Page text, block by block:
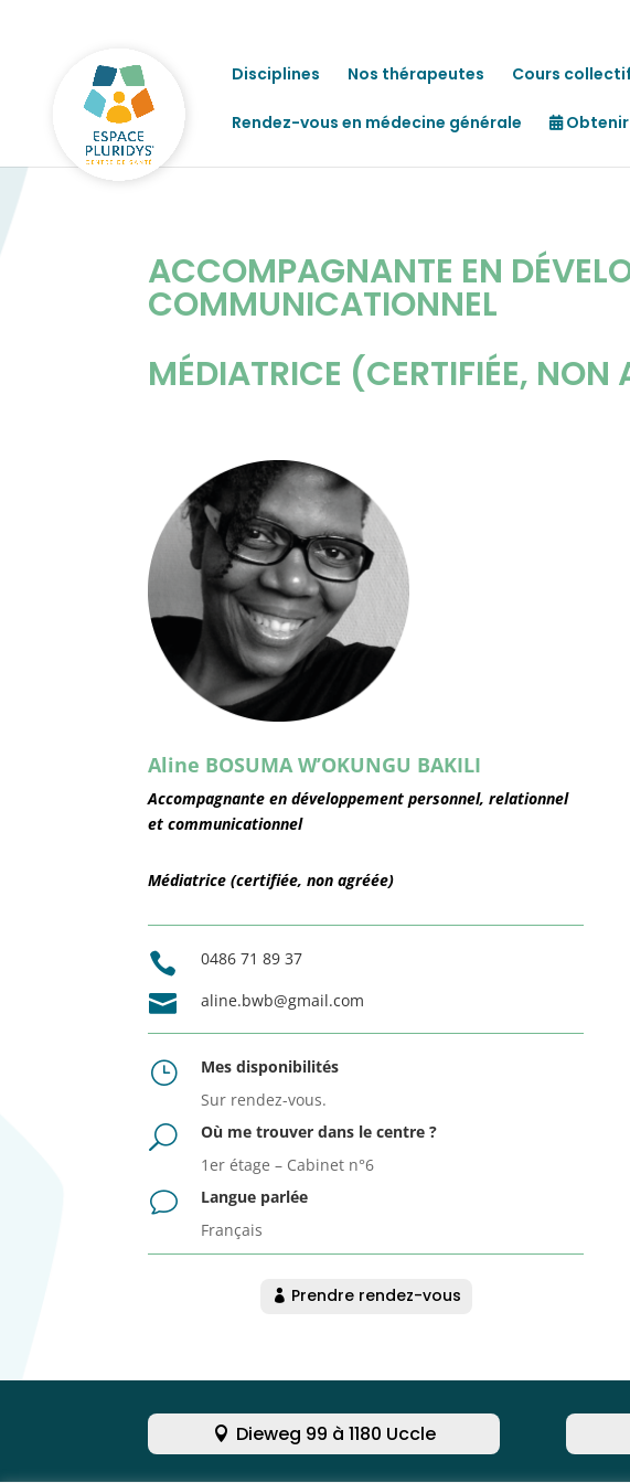
Disciplines Nos thérapeutes Cours
Rendez-vous en médecine générale Obtenir
ACCOMPAGNANTE EN
COMMUNICATIONNEL
MÉDIATRICE (CERTIFIÉE, NON
Aline BOSUMA W’OKUNGU BAKILI
Accompagnante en développement personnel, relationnel
et communicationnel
Médiatrice (certifiée, non agréée)
 0486 71 89 37
 aline.bwb@gmail.com
}
Mes disponibilités
Sur rendez-vous.
U
Où me trouver dans le centre ?
1er étage – Cabinet n°6
v
Langue parlée
Français
Prendre rendez-vous
Dieweg 99 à 1180 Uccle